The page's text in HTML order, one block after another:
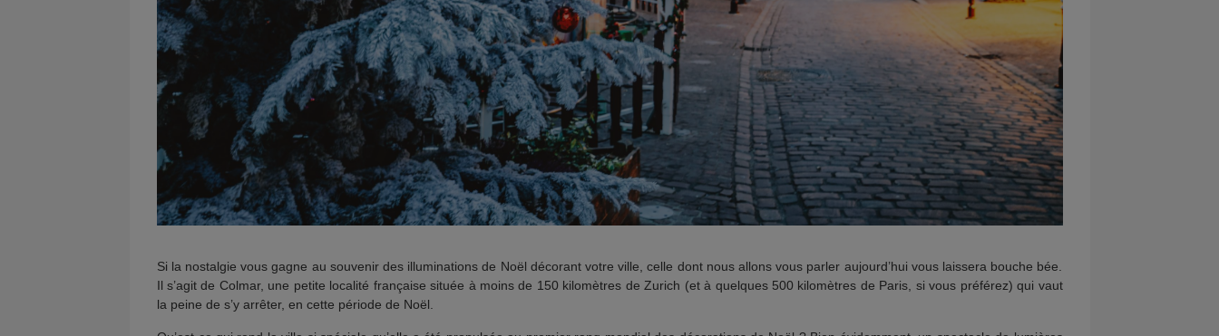
Si la nostalgie vous gagne au souvenir des illuminations de Noël décorant votre ville, celle dont nous allons vous parler aujourd’hui vous laissera bouche bée.
Il s’agit de Colmar, une petite localité française située à moins de 150 kilomètres de Zurich (et à quelques 500 kilomètres de Paris, si vous préférez) qui vaut
la peine de s’y arrêter, en cette période de Noël.